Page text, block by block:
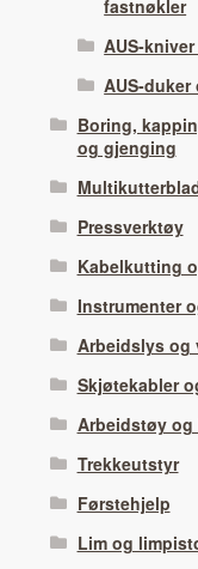
fastnøkler
AUS-
AUS-
Boring,
og gjenging
Pressverktøy
Kabelkutting
Instrumenter
Arbeidslys og
Skjøtekabler
Arbeidstøy og
Trekkeutstyr
Førstehjelp
Lim og